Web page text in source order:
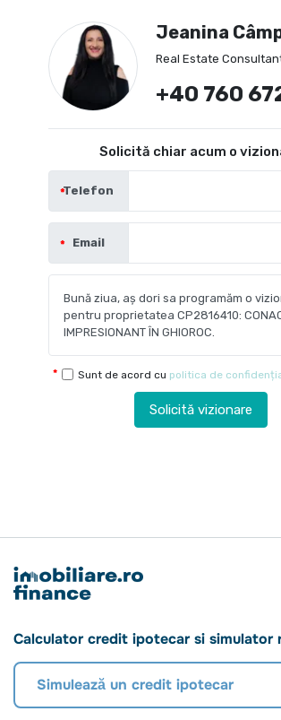
Jeanina
Real Estate
+40 760
Solicită chiar acum o
Telefon
Email
Sunt de acord cu politica de
Solicită vizionare